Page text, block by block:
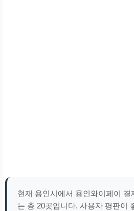
현재 용인시에서 용인와이페이 결
는 총 20곳입니다. 사용자 평판이